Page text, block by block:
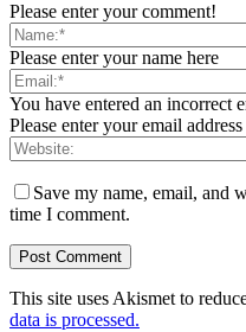
Please enter your comment!
Please enter your name here
You have entered an incorrect
Please enter your email address
Save my name, email, and
time I comment.
This site uses Akismet to
data is processed.